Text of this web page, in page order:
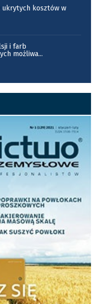
ukrytych kosztów w
i farb
możliwa...